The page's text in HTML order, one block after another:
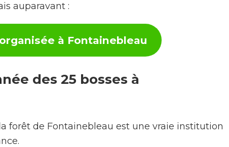
auparavant :
à Fontainebleau
des 25 bosses à
forêt de Fontainebleau est une vraie institution